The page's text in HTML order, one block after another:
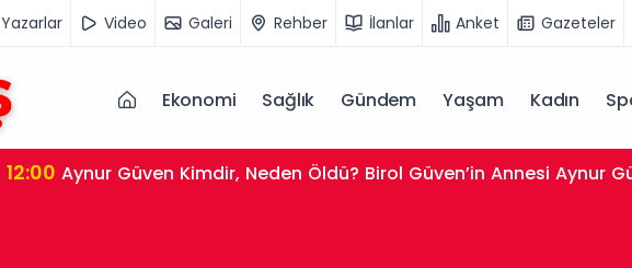
Yazarlar Video Galeri Rehber İlanlar Anket Gazeteler
Ekonomi Sağlık Gündem Yaşam Kadın
12:00 Aynur Güven Kimdir, Neden Öldü? Birol Güven’in Annesi Aynur